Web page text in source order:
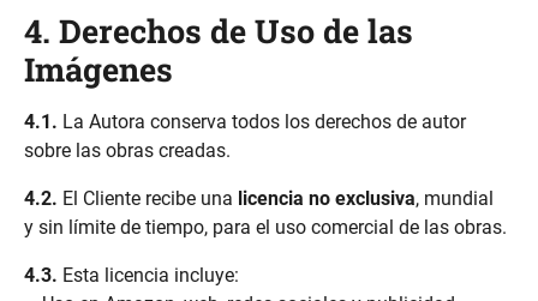
4. Derechos de Uso de las
Imágenes
4.1. La Autora conserva todos los derechos de autor
sobre las obras creadas.
4.2. El Cliente recibe una licencia no exclusiva, mundial
y sin límite de tiempo, para el uso comercial de las obras.
4.3. Esta licencia incluye: